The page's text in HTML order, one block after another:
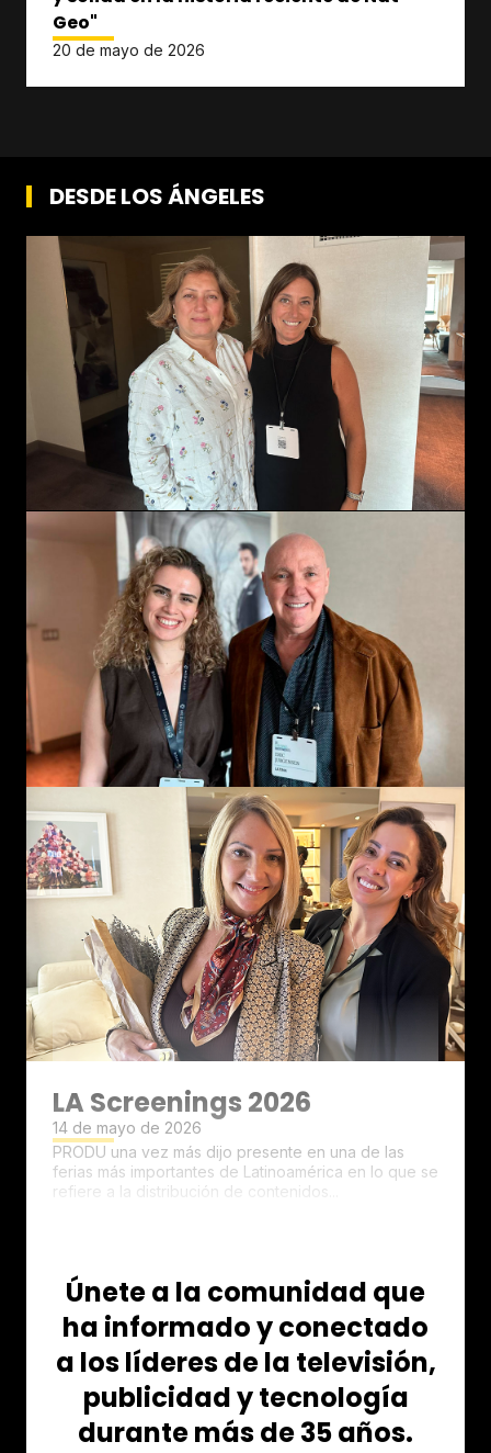
Geo"
20 de mayo de 2026
DESDE LOS ÁNGELES
LA Screenings 2026
14 de mayo de 2026
PRODU una vez más dijo presente en una de las
ferias más importantes de Latinoamérica en lo que se
refiere a la distribución de contenidos...
Únete a la comunidad que
ha informado y conectado
a los líderes de la televisión,
publicidad y tecnología
durante más de 35 años.